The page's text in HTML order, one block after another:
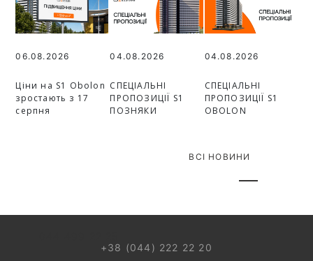
06.08.2026
Ціни на S1 Obolon
зростають з 17
серпня
04.08.2026
СПЕЦІАЛЬНІ
ПРОПОЗИЦІЇ S1
ПОЗНЯКИ
04.08.2026
СПЕЦІАЛЬНІ
ПРОПОЗИЦІЇ S1
OBOLON
ВСІ НОВИНИ
+38 (044) 222 22 20